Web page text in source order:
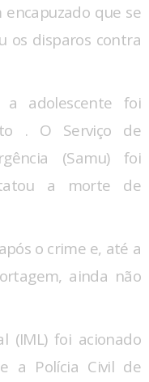
que se
os disparos contra
adolescente foi
. O Serviço de
(Samu) foi
a morte de
o crime e, até a
ainda não
(IML) foi acionado
a Polícia Civil de